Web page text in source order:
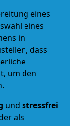
eines
eines
in
dass
um den
und stressfrei
als